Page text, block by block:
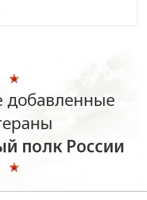
добавленные
полк России